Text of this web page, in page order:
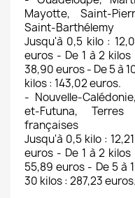
Mayotte, Saint-
Saint-Barthélemy
Jusqu'à 0,5 kilo :
euros - De 1 à 2
38,90 euros - De 5 à
kilos : 143,02 euros.
- Nouvelle-
et-Futuna,
françaises
Jusqu'à 0,5 kilo :
euros - De 1 à 2
55,89 euros - De 5 à
30 kilos : 287,23 euros.